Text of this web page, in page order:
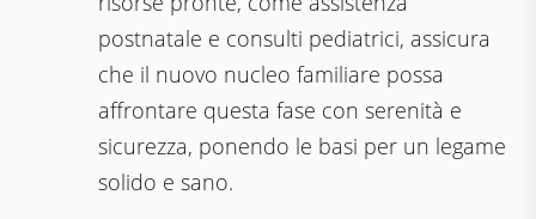
postnatale e consulti pediatrici, assicura
che il nuovo nucleo familiare possa
affrontare questa fase con serenità e
sicurezza, ponendo le basi per un legame
solido e sano.